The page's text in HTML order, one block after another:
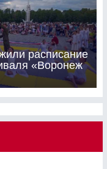
расписание
«Воронеж